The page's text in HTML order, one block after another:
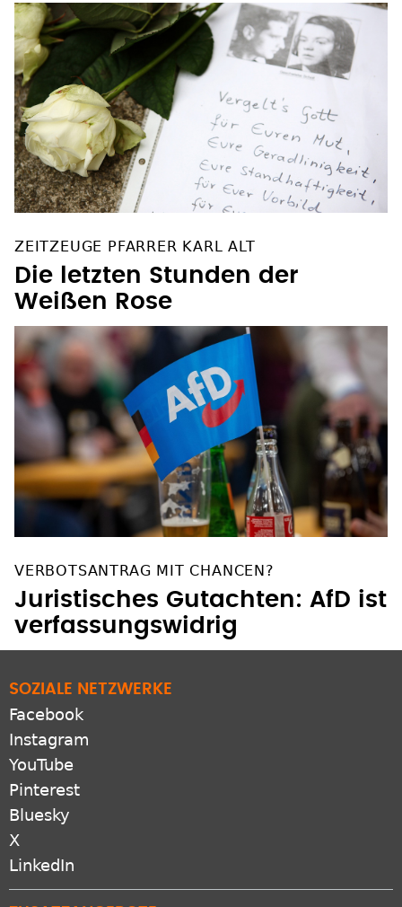
ZEITZEUGE PFARRER KARL ALT
Die letzten Stunden der
Weißen Rose
VERBOTSANTRAG MIT CHANCEN?
Juristisches Gutachten: AfD ist
verfassungswidrig
SOZIALE NETZWERKE
Facebook
Instagram
YouTube
Pinterest
Bluesky
X
LinkedIn